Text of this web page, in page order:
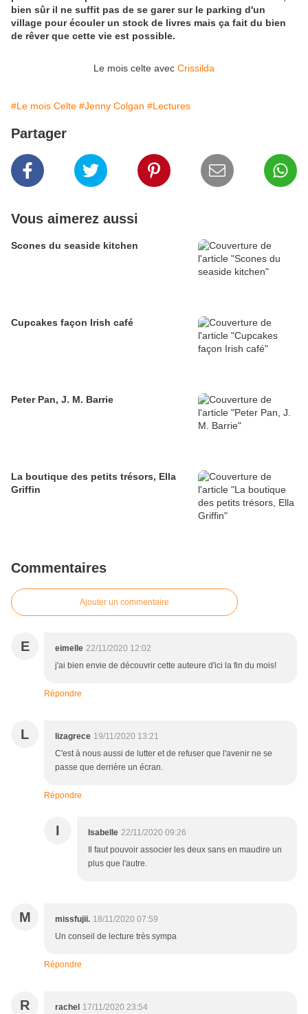
bien sûr il ne suffit pas de se garer sur le parking d'un
village pour écouler un stock de livres mais ça fait du bien
de rêver que cette vie est possible.
Le mois celte avec Crissilda
#Le mois Celte #Jenny Colgan #Lectures
Partager
Vous aimerez aussi
Scones du seaside kitchen
Cupcakes façon Irish café
Peter Pan, J. M. Barrie
La boutique des petits trésors, Ella
Griffin
Commentaires
Ajouter un commentaire
E eimelle 22/11/2020 12:02
j'ai bien envie de découvrir cette auteure d'ici la fin du mois!
Répondre
L lizagrece 19/11/2020 13:21
C'est à nous aussi de lutter et de refuser que l'avenir ne se
passe que derrière un écran.
Répondre
I Isabelle 22/11/2020 09:26
Il faut pouvoir associer les deux sans en maudire un
plus que l'autre.
M missfujii. 18/11/2020 07:59
Un conseil de lecture très sympa
Répondre
R rachel 17/11/2020 23:54